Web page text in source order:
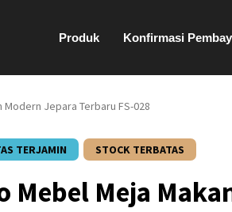
Produk Konfirmasi
Jepara Terbaru FS-028
TERJAMIN STOCK TERBATAS
Mebel Meja